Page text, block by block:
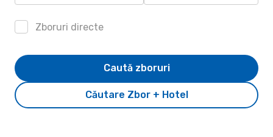
Zboruri directe
Căutare Zbor + Hotel
Caută zboruri